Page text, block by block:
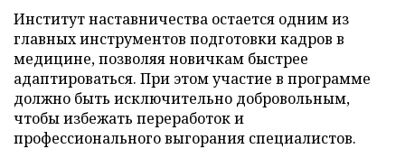
Институт наставничества остается одним из
главных инструментов подготовки кадров в
медицине, позволяя новичкам быстрее
адаптироваться. При этом участие в программе
должно быть исключительно добровольным,
чтобы избежать переработок и
профессионального выгорания специалистов.